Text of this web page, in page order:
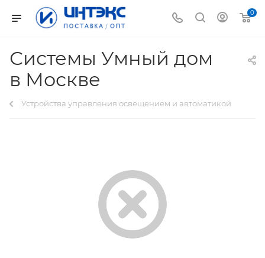
0
Системы Умный дом
в Москве
Устройства управления освещением и автоматикой